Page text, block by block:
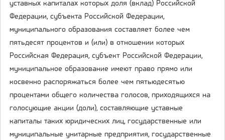
уставных капиталах которых доля (вклад) Российской
Федерации, субъекта Российской Федерации,
муниципального образования составляет более чем
пятьдесят процентов и (или) в отношении которых
Российская Федерация, субъект Российской Федерации,
муниципальное образование имеют право прямо или
косвенно распоряжаться более чем пятьюдесятью
процентами общего количества голосов, приходящихся на
голосующие акции (доли), составляющие уставные
капиталы таких юридических лиц, государственные или
муниципальные унитарные предприятия, государственные